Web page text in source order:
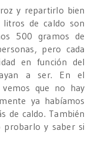
y repartirlo bien
de caldo son
500 gramos de
pero cada
en función del
a ser. En el
que no hay
ya habíamos
de caldo. También
probarlo y saber si